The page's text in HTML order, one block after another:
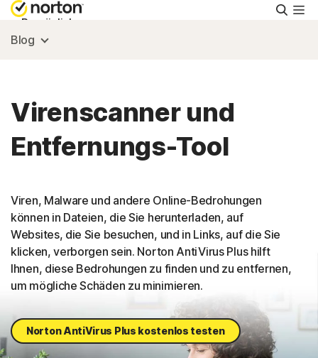
Persönlich
Ressourcen
Kostenlos testen
Deutschland
Blog
Virenscanner und
Entfernungs-Tool
Viren, Malware und andere Online-Bedrohungen
können in Dateien, die Sie herunterladen, auf
Websites, die Sie besuchen, und in Links, auf die Sie
klicken, verborgen sein. Norton AntiVirus Plus hilft
Ihnen, diese Bedrohungen zu finden und zu entfernen,
um mögliche Schäden zu minimieren.
Norton AntiVirus Plus kostenlos testen